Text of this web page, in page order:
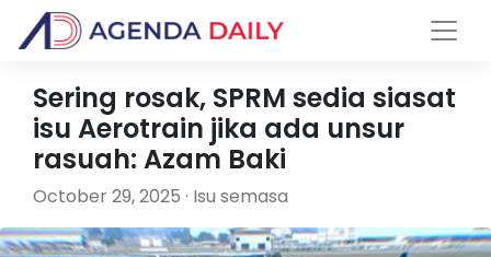
Sering rosak, SPRM sedia siasat
isu Aerotrain jika ada unsur
rasuah: Azam Baki
October 29, 2025 · Isu semasa